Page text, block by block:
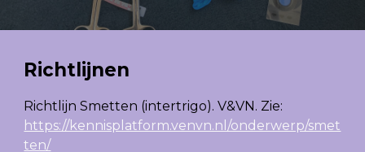
Richtlijnen
Richtlijn Smetten (intertrigo). V&VN. Zie:
https://kennisplatform.venvn.nl/onderwerp/smet
ten/